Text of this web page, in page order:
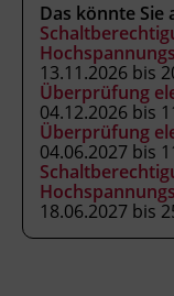
Bei positiver
einen Ausweis
Spannung
Hinweis
Das könnte Sie
13.11.2026 bis
Überprüfung
04.12.2026 bis
Überprüfung
04.06.2027 bis
18.06.2027 bis